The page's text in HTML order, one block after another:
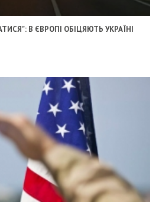
В ЄВРОПІ ОБІЦЯЮТЬ УКРАЇНІ